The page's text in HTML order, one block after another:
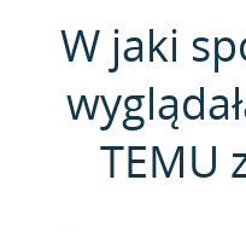
W jaki
TEMU